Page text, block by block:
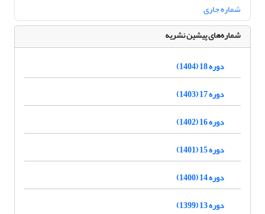
شماره جاری
شماره‌های پیشین نشریه
دوره 18 (1404)
دوره 17 (1403)
دوره 16 (1402)
دوره 15 (1401)
دوره 14 (1400)
دوره 13 (1399)